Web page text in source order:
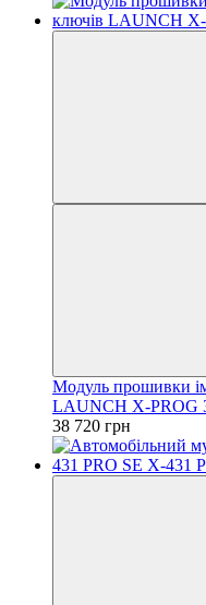
Модуль прошивки
LAUNCH X-PROG
38 720 грн